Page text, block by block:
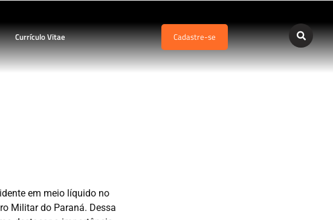
Currículo Vitae Cadastre-se
em meio líquido no
Militar do Paraná. Dessa